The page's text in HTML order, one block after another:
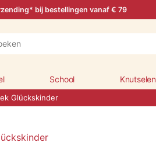
bij bestellingen vanaf € 79
School Knutselen
Glückskinder